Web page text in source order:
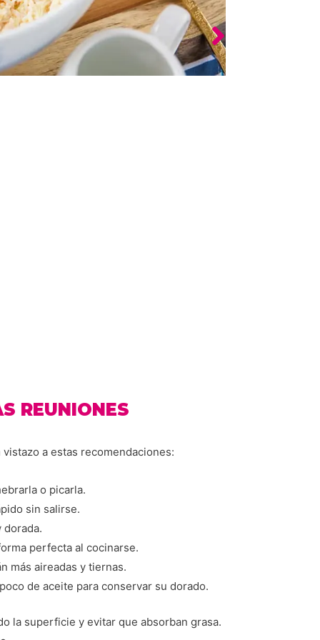
REUNIONES
a estas recomendaciones:
o picarla.
sin salirse.
dorada.
perfecta al cocinarse.
más aireadas y tiernas.
de aceite para conservar su dorado.
la superficie y evitar que absorban grasa.